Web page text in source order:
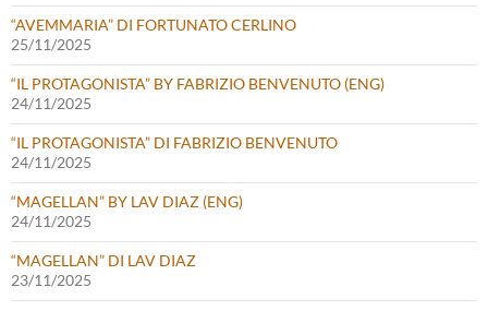
“AVEMMARIA” DI FORTUNATO CERLINO
25/11/2025
“IL PROTAGONISTA” BY FABRIZIO BENVENUTO (ENG)
24/11/2025
“IL PROTAGONISTA” DI FABRIZIO BENVENUTO
24/11/2025
“MAGELLAN” BY LAV DIAZ (ENG)
24/11/2025
“MAGELLAN” DI LAV DIAZ
23/11/2025